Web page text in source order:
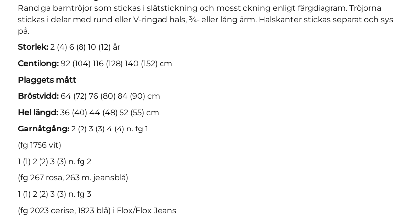
Randiga barntröjor som stickas i slätstickning och mosstickning enligt färgdiagram. Tröjorna
stickas i delar med rund eller V-ringad hals, ¾- eller lång ärm. Halskanter stickas separat och sys
på.
Storlek: 2 (4) 6 (8) 10 (12) år
Centilong: 92 (104) 116 (128) 140 (152) cm
Plaggets mått
Bröstvidd: 64 (72) 76 (80) 84 (90) cm
Hel längd: 36 (40) 44 (48) 52 (55) cm
Garnåtgång: 2 (2) 3 (3) 4 (4) n. fg 1
(fg 1756 vit)
1 (1) 2 (2) 3 (3) n. fg 2
(fg 267 rosa, 263 m. jeansblå)
1 (1) 2 (2) 3 (3) n. fg 3
(fg 2023 cerise, 1823 blå) i Flox/Flox Jeans